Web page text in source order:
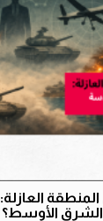
الأوسط؟ -